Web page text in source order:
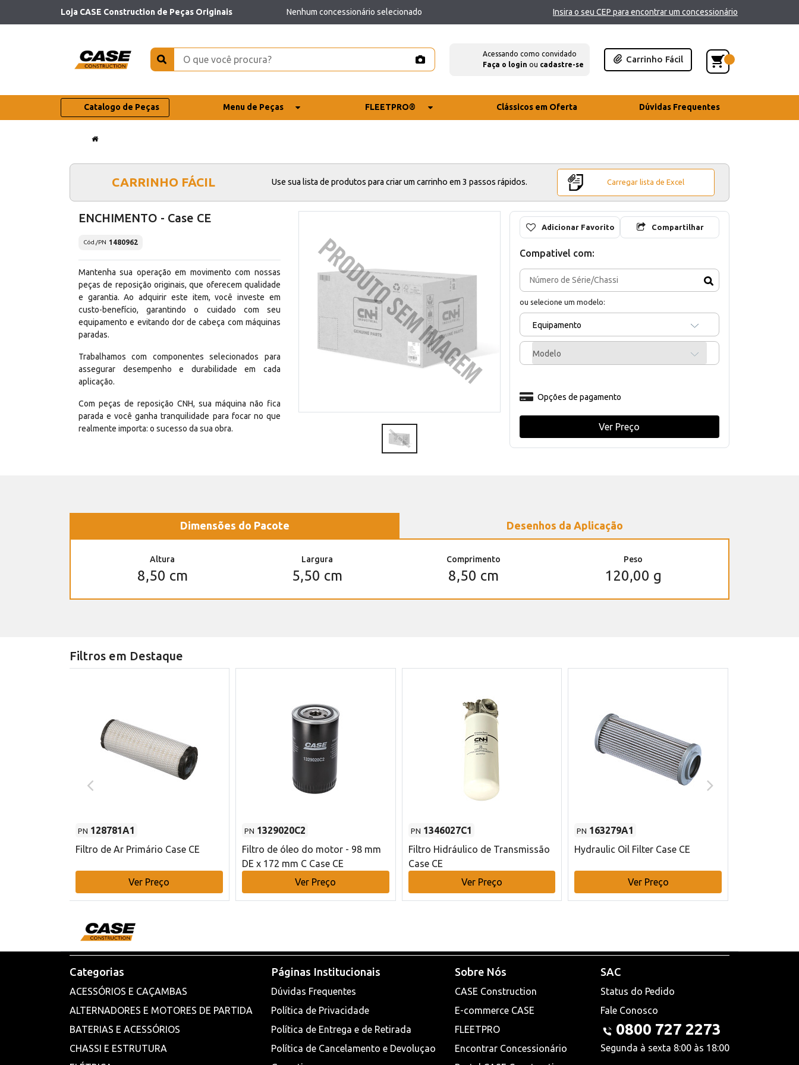
Loja CASE Construction de Peças Originais Nenhum concessionário selecionado Insira o seu CEP para encontrar um concessionário
Acessando como convidado
Faça o login ou cadastre-se
Carrinho Fácil
Catalogo de Peças Menu de Peças FLEETPRO® Clássicos em Oferta Dúvidas Frequentes
CARRINHO FÁCIL Use sua lista de produtos para criar um carrinho em 3 passos rápidos. Carregar lista de Excel
ENCHIMENTO - Case CE
Cód./PN 1480962
Mantenha sua operação em movimento com nossas
peças de reposição originais, que oferecem qualidade
e garantia. Ao adquirir este item, você investe em
custo-benefício, garantindo o cuidado com seu
equipamento e evitando dor de cabeça com máquinas
paradas.
Trabalhamos com componentes selecionados para
assegurar desempenho e durabilidade em cada
aplicação.
Com peças de reposição CNH, sua máquina não fica
parada e você ganha tranquilidade para focar no que
realmente importa: o sucesso da sua obra.
Adicionar Favorito Compartilhar
Compativel com:
ou selecione um modelo:
Equipamento
Modelo
Opções de pagamento
Ver Preço
Dimensões do Pacote Desenhos da Aplicação
Altura
8,50 cm
Largura
5,50 cm
Comprimento
8,50 cm
Peso
120,00 g
Filtros em Destaque
PN 128781A1
Filtro de Ar Primário Case CE
Ver Preço
PN 1329020C2
Filtro de óleo do motor - 98 mm
DE x 172 mm C Case CE
Ver Preço
PN 1346027C1
Filtro Hidráulico de Transmissão
Case CE
Ver Preço
PN 163279A1
Hydraulic Oil Filter Case CE
Ver Preço
Categorias
ACESSÓRIOS E CAÇAMBAS
ALTERNADORES E MOTORES DE PARTIDA
BATERIAS E ACESSÓRIOS
CHASSI E ESTRUTURA
Páginas Institucionais
Dúvidas Frequentes
Política de Privacidade
Política de Entrega e de Retirada
Política de Cancelamento e Devoluçao
Sobre Nós
CASE Construction
E-commerce CASE
FLEETPRO
Encontrar Concessionário
SAC
Status do Pedido
Fale Conosco
0800 727 2273
Segunda à sexta 8:00 às 18:00